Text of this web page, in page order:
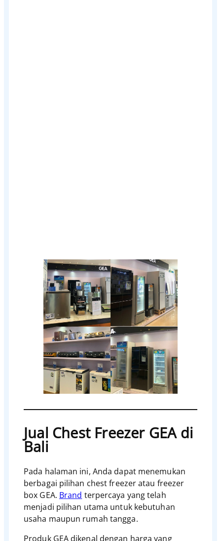
Jual Chest Freezer GEA di
Bali
Pada halaman ini, Anda dapat menemukan
berbagai pilihan chest freezer atau freezer
box GEA. Brand terpercaya yang telah
menjadi pilihan utama untuk kebutuhan
usaha maupun rumah tangga.
Produk GEA dikenal dengan harga yang